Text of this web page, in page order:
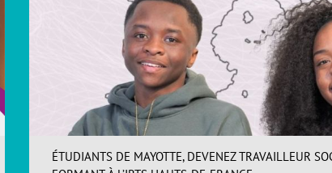
ÉTUDIANTS DE MAYOTTE, DEVENEZ TRAVAILLEUR